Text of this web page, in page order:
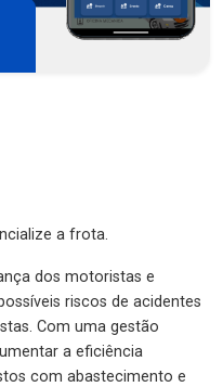
a frota.
dos motoristas e
riscos de acidentes
Com uma gestão
a eficiência
com abastecimento e